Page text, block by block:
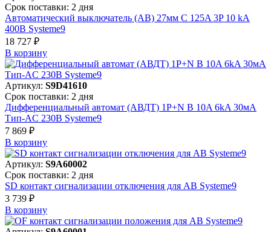
Срок поставки: 2 дня
Автоматический выключатель (АВ) 27мм C 125A 3P 10 kA
400В Systeme9
18 727 ₽
В корзинy
Артикул: S9D41610
Срок поставки: 2 дня
Дифференциальный автомат (АВДТ) 1P+N B 10A 6kA 30мА
Тип-AC 230В Systeme9
7 869 ₽
В корзинy
Артикул: S9A60002
Срок поставки: 2 дня
SD контакт сигнализации отключения для АВ Systeme9
3 739 ₽
В корзинy